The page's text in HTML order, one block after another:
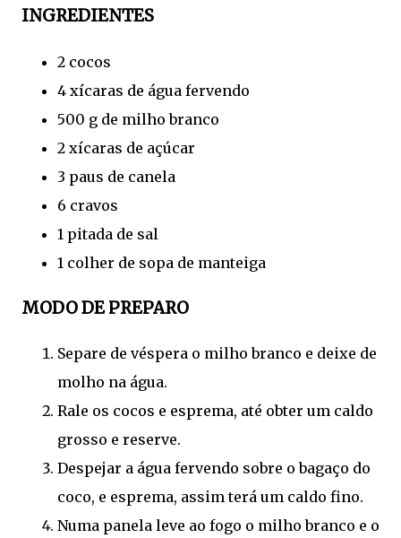
INGREDIENTES
2 cocos
4 xícaras de água fervendo
500 g de milho branco
2 xícaras de açúcar
3 paus de canela
6 cravos
1 pitada de sal
1 colher de sopa de manteiga
MODO DE PREPARO
Separe de véspera o milho branco e deixe de
molho na água.
Rale os cocos e esprema, até obter um caldo
grosso e reserve.
Despejar a água fervendo sobre o bagaço do
coco, e esprema, assim terá um caldo fino.
Numa panela leve ao fogo o milho branco e o